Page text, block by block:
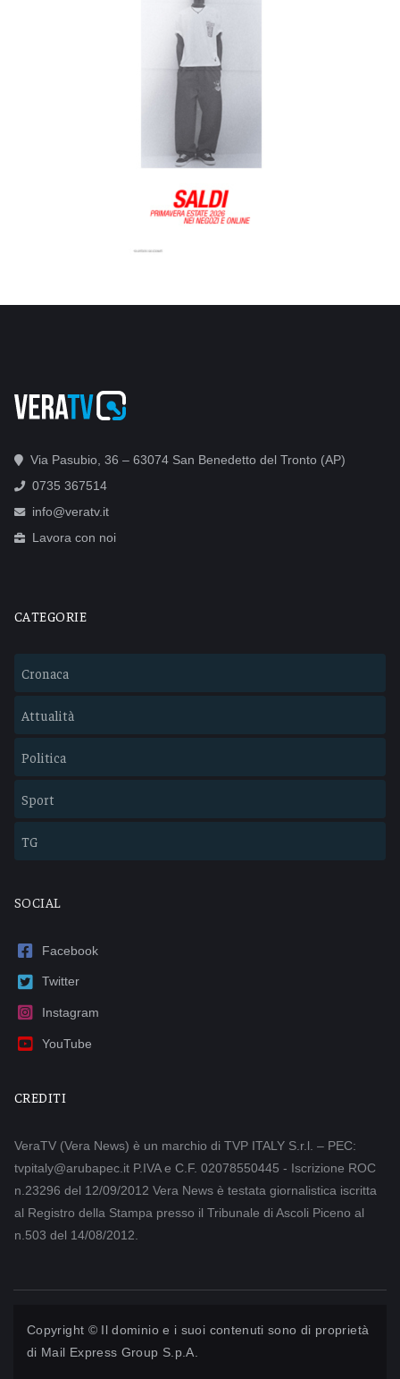
Via Pasubio, 36 – 63074 San Benedetto del Tronto (AP)
0735 367514
info@veratv.it
Lavora con noi
CATEGORIE
Cronaca
Attualità
Politica
Sport
TG
SOCIAL
Facebook
Twitter
Instagram
YouTube
CREDITI
VeraTV (Vera News) è un marchio di TVP ITALY S.r.l. – PEC:
tvpitaly@arubapec.it P.IVA e C.F. 02078550445 - Iscrizione ROC
n.23296 del 12/09/2012 Vera News è testata giornalistica iscritta
al Registro della Stampa presso il Tribunale di Ascoli Piceno al
n.503 del 14/08/2012.
Copyright © Il dominio e i suoi contenuti sono di proprietà
di Mail Express Group S.p.A.